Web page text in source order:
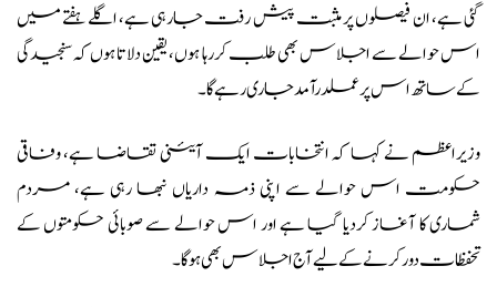
گئی ہے، ان فیصلوں پر مثبت پیش رفت جارہی ہے، اگلے ہفتے میں
اس حوالے سے اجلاس بھی طلب کررہا ہوں، یقین دلاتا ہوں کہ سنجیدگی
کے ساتھ اس پر عملدرآمد جاری رہے گا۔
وزیراعظم نے کہا کہ انتخابات ایک آئینی تقاضا ہے، وفاقی
حکومت اس حوالے سے اپنی ذمہ داریاں نبھا رہی ہے، مردم
شماری کا آغاز کردیا گیا ہے اور اس حوالے سے صوبائی حکومتوں کے
تحفظات دور کرنے کے لیے آج اجلاس بھی ہوگا۔